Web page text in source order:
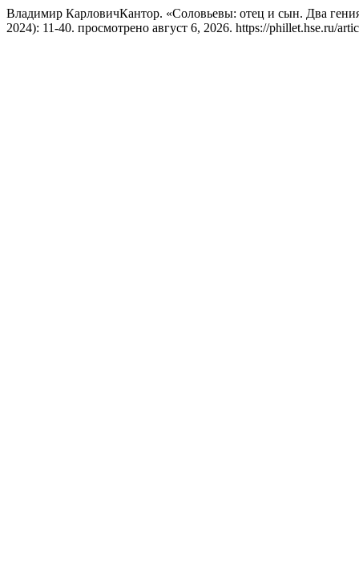
Владимир КарловичКантор. «Соловьевы: отец и сын. Два
2024): 11-40. просмотрено август 6, 2026. https://phillet.hse.ru/